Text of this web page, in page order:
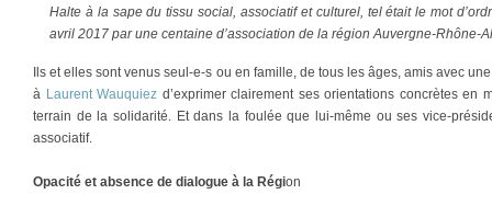
Halte à la sape du tissu social, associatif et culturel, tel était le mot
avril 2017 par une centaine d’association de la région Auvergne-Rhône-
Ils et elles sont venus seul-e-s ou en famille, de tous les âges, amis avec
à Laurent Wauquiez d’exprimer clairement ses orientations concrètes en
terrain de la solidarité. Et dans la foulée que lui-même ou ses vice-
associatif.
Opacité et absence de dialogue à la Région